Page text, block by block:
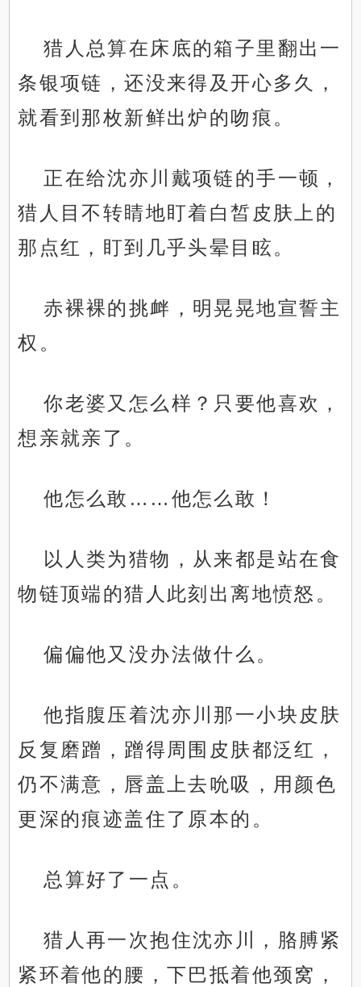
猎人总算在床底的箱子里翻出一
条银项链，还没来得及开心多久，
就看到那枚新鲜出炉的吻痕。
正在给沈亦川戴项链的手一顿，
猎人目不转睛地盯着白皙皮肤上的
那点红，盯到几乎头晕目眩。
赤裸裸的挑衅，明晃晃地宣誓主
权。
你老婆又怎么样？只要他喜欢，
想亲就亲了。
他怎么敢……他怎么敢！
以人类为猎物，从来都是站在食
物链顶端的猎人此刻出离地愤怒。
偏偏他又没办法做什么。
他指腹压着沈亦川那一小块皮肤
反复磨蹭，蹭得周围皮肤都泛红，
仍不满意，唇盖上去吮吸，用颜色
更深的痕迹盖住了原本的。
总算好了一点。
猎人再一次抱住沈亦川，胳膊紧
紧环着他的腰，下巴抵着他颈窝，